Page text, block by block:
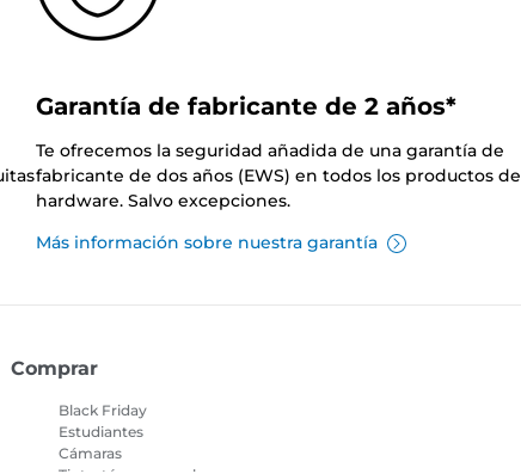
Garantía de fabricante de 2 años*
Te ofrecemos la seguridad añadida de una garantía de
fabricante de dos años (EWS) en todos los productos de
hardware. Salvo excepciones.
Más información sobre nuestra garantía
Comprar
Black Friday
Estudiantes
Cámaras